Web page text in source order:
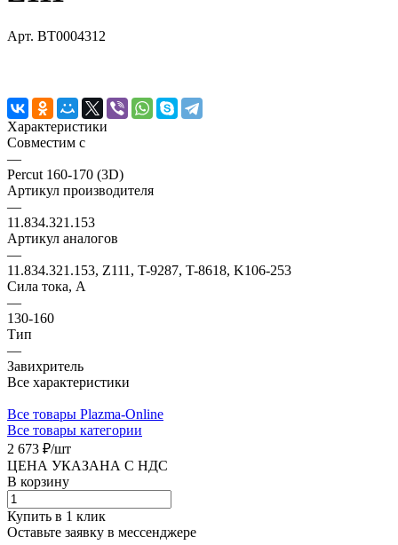
Арт. BT0004312
Характеристики
Совместим с
—
Percut 160-170 (3D)
Артикул производителя
—
11.834.321.153
Артикул аналогов
—
11.834.321.153, Z111, T-9287, T-8618, K106-253
Сила тока, А
—
130-160
Тип
—
Завихритель
Все характеристики
Все товары Plazma-Online
Все товары категории
2 673 ₽/шт
ЦЕНА УКАЗАНА С НДС
В корзину
Купить в 1 клик
Оставьте заявку в мессенджере